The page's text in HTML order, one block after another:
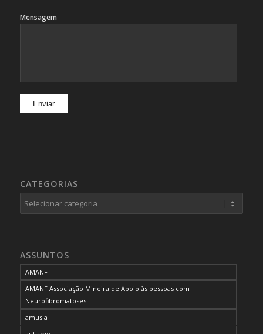
Mensagem
CATEGORIAS
Categorias
ASSUNTOS
AMANF
AMANF Associação Mineira de Apoio às pessoas com
Neurofibromatoses
amusia